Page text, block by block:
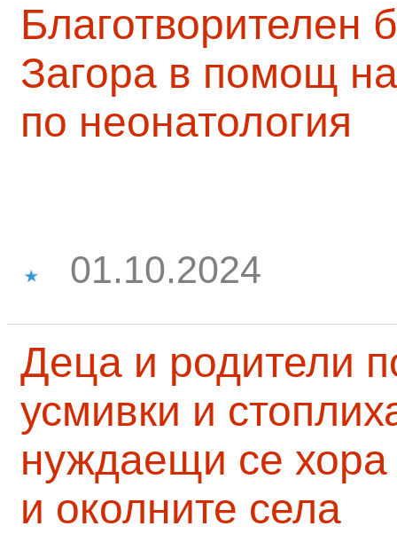
Благотворителен
Загора в помощ
по неонатология
01.10.2024
Деца и родители
усмивки и
нуждаещи се
и околните села